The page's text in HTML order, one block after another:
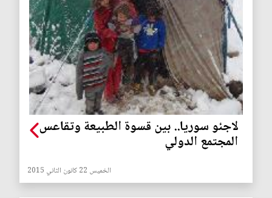
لاجئو سوريا.. بين قسوة الطبيعة وتقاعس
المجتمع الدولي
الخميس 22 كانون الثاني 2015